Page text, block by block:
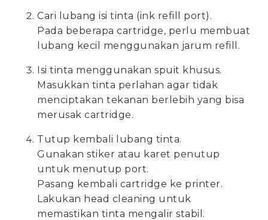
Cari lubang isi tinta (ink refill port).
Pada beberapa cartridge, perlu membuat
lubang kecil menggunakan jarum refill.
Isi tinta menggunakan spuit khusus.
Masukkan tinta perlahan agar tidak
menciptakan tekanan berlebih yang bisa
merusak cartridge.
Tutup kembali lubang tinta.
Gunakan stiker atau karet penutup
untuk menutup port.
Pasang kembali cartridge ke printer.
Lakukan head cleaning untuk
memastikan tinta mengalir stabil.